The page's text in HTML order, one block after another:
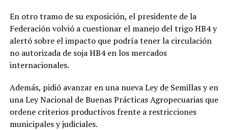
En otro tramo de su exposición, el presidente de la
Federación volvió a cuestionar el manejo del trigo HB4 y
alertó sobre el impacto que podría tener la circulación
no autorizada de soja HB4 en los mercados
internacionales.
Además, pidió avanzar en una nueva Ley de Semillas y en
una Ley Nacional de Buenas Prácticas Agropecuarias que
ordene criterios productivos frente a restricciones
municipales y judiciales.